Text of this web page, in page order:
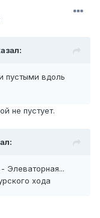
пустыми вдоль
не пустует.
Элеваторная...
хода